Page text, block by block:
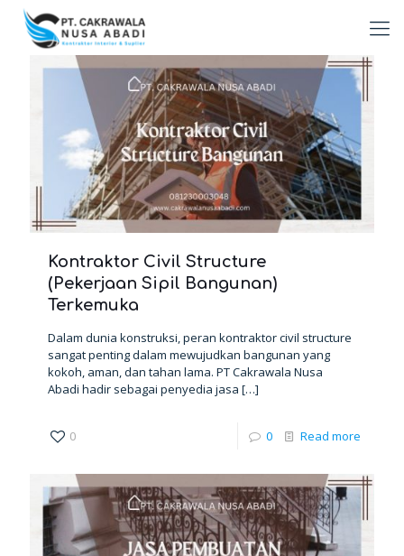
Kontraktor Civil Structure
(Pekerjaan Sipil Bangunan)
Terkemuka
Dalam dunia konstruksi, peran kontraktor civil structure
sangat penting dalam mewujudkan bangunan yang
kokoh, aman, dan tahan lama. PT Cakrawala Nusa
Abadi hadir sebagai penyedia jasa […]
0 0 Read more